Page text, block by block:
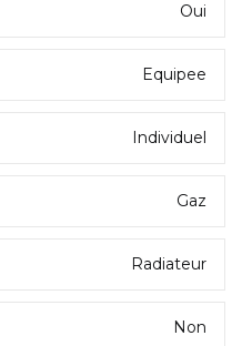
Oui
Equipee
Individuel
Gaz
Radiateur
Non